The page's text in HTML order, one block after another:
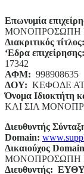
Επωνυμία
ΜΟΝΟΠΡΟΣΩΠΗ
Διακριτικός τίτλος:
‘Eδρα επιχείρησης:
17342
ΑΦΜ: 998908635
ΔΟΥ: ΚΕΦΟΔΕ
Όνομα Ιδιοκτήτη
ΚΑΙ ΣΙΑ
Διευθυντής
Domain:
Δικαιούχος Domain
ΜΟΝΟΠΡΟΣΩΠΗ
Διευθυντής: